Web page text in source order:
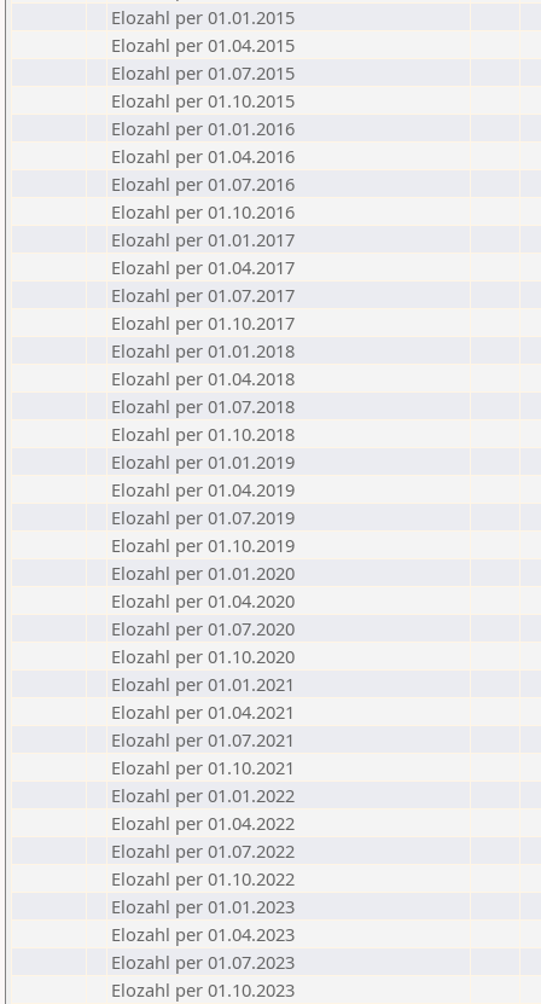
Elozahl per 01.01.2015
Elozahl per 01.04.2015
Elozahl per 01.07.2015
Elozahl per 01.10.2015
Elozahl per 01.01.2016
Elozahl per 01.04.2016
Elozahl per 01.07.2016
Elozahl per 01.10.2016
Elozahl per 01.01.2017
Elozahl per 01.04.2017
Elozahl per 01.07.2017
Elozahl per 01.10.2017
Elozahl per 01.01.2018
Elozahl per 01.04.2018
Elozahl per 01.07.2018
Elozahl per 01.10.2018
Elozahl per 01.01.2019
Elozahl per 01.04.2019
Elozahl per 01.07.2019
Elozahl per 01.10.2019
Elozahl per 01.01.2020
Elozahl per 01.04.2020
Elozahl per 01.07.2020
Elozahl per 01.10.2020
Elozahl per 01.01.2021
Elozahl per 01.04.2021
Elozahl per 01.07.2021
Elozahl per 01.10.2021
Elozahl per 01.01.2022
Elozahl per 01.04.2022
Elozahl per 01.07.2022
Elozahl per 01.10.2022
Elozahl per 01.01.2023
Elozahl per 01.04.2023
Elozahl per 01.07.2023
Elozahl per 01.10.2023